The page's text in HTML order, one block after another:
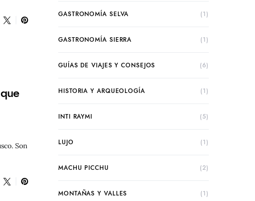
Son
GASTRONOMÍA SELVA (1)
GASTRONOMÍA SIERRA (1)
GUÍAS DE VIAJES Y CONSEJOS (6)
HISTORIA Y ARQUEOLOGÍA (1)
INTI RAYMI (5)
LUJO (1)
MACHU PICCHU (2)
MONTAÑAS Y VALLES (1)